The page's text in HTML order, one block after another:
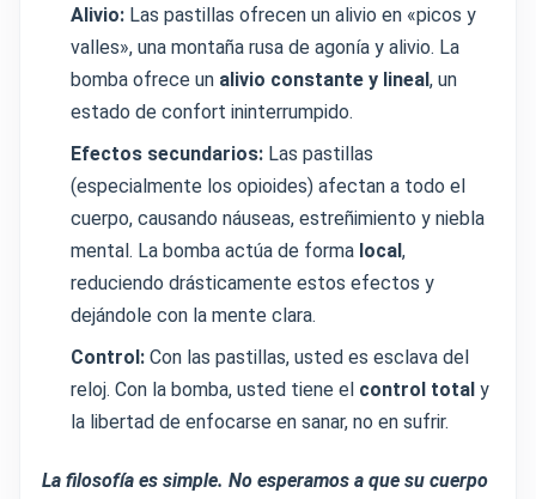
Alivio: Las pastillas ofrecen un alivio en «picos y
valles», una montaña rusa de agonía y alivio. La
bomba ofrece un alivio constante y lineal, un
estado de confort ininterrumpido.
Efectos secundarios: Las pastillas
(especialmente los opioides) afectan a todo el
cuerpo, causando náuseas, estreñimiento y niebla
mental. La bomba actúa de forma local,
reduciendo drásticamente estos efectos y
dejándole con la mente clara.
Control: Con las pastillas, usted es esclava del
reloj. Con la bomba, usted tiene el control total y
la libertad de enfocarse en sanar, no en sufrir.
La filosofía es simple. No esperamos a que su cuerpo